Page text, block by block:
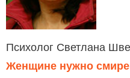
Психолог Светлана
Женщине нужно